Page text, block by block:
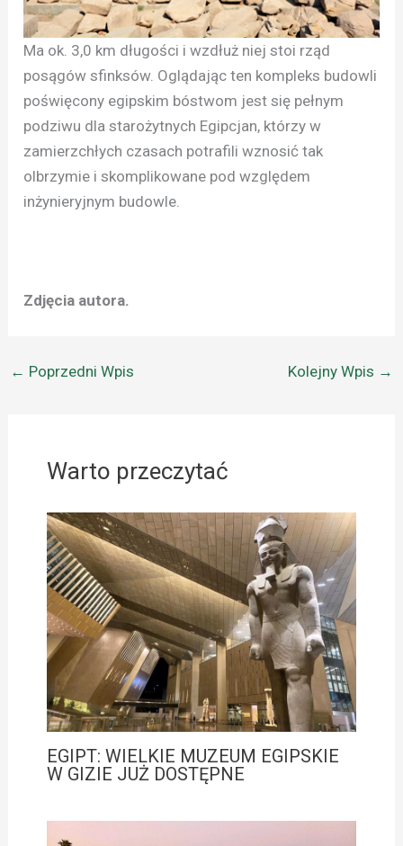
Ma ok. 3,0 km długości i wzdłuż niej stoi rząd
posągów sfinksów. Oglądając ten kompleks budowli
poświęcony egipskim bóstwom jest się pełnym
podziwu dla starożytnych Egipcjan, którzy w
zamierzchłych czasach potrafili wznosić tak
olbrzymie i skomplikowane pod względem
inżynieryjnym budowle.
Zdjęcia autora.
← Poprzedni Wpis Kolejny Wpis →
Warto przeczytać
EGIPT: WIELKIE MUZEUM EGIPSKIE
W GIZIE JUŻ DOSTĘPNE